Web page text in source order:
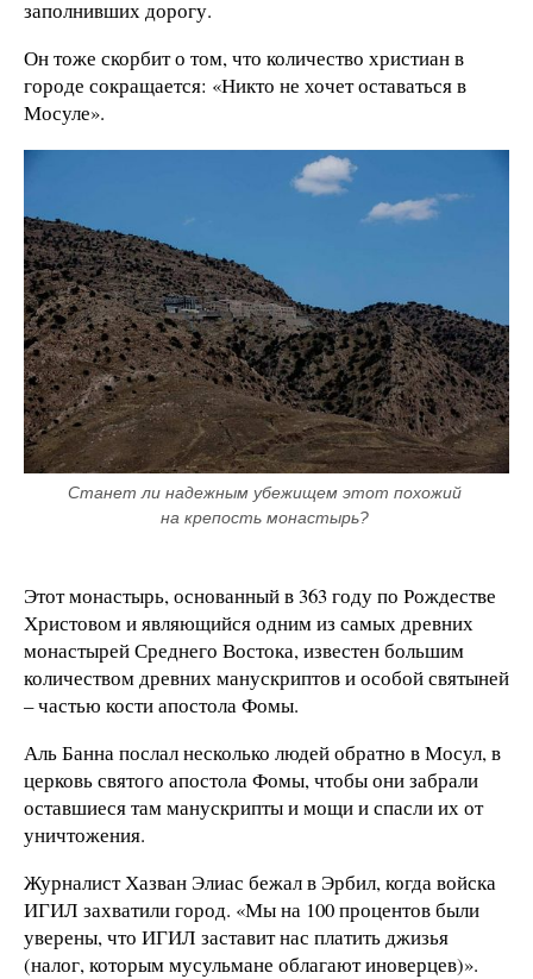
заполнивших дорогу.
Он тоже скорбит о том, что количество христиан в
городе сокращается: «Никто не хочет оставаться в
Мосуле».
Станет ли надежным убежищем этот похожий
на крепость монастырь?
Этот монастырь, основанный в 363 году по Рождестве
Христовом и являющийся одним из самых древних
монастырей Среднего Востока, известен большим
количеством древних манускриптов и особой святыней
– частью кости апостола Фомы.
Аль Банна послал несколько людей обратно в Мосул, в
церковь святого апостола Фомы, чтобы они забрали
оставшиеся там манускрипты и мощи и спасли их от
уничтожения.
Журналист Хазван Элиас бежал в Эрбил, когда войска
ИГИЛ захватили город. «Мы на 100 процентов были
уверены, что ИГИЛ заставит нас платить джизья
(налог, которым мусульмане облагают иноверцев)».